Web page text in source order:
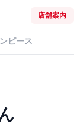
店舗案内
ピース